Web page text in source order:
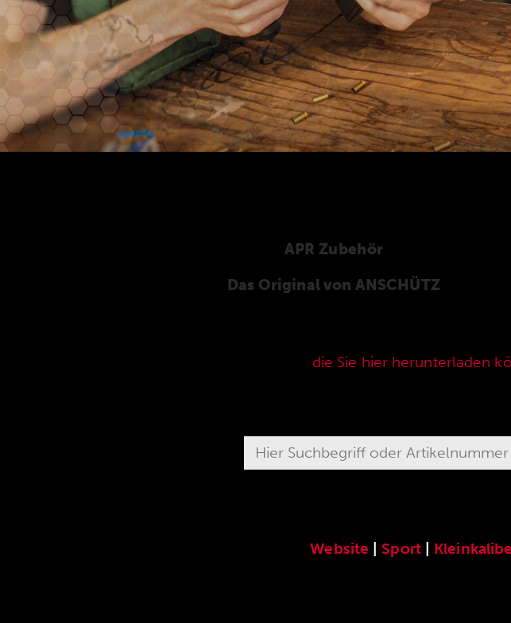
APR Zubehör
Das Original von ANSCHÜTZ
die Sie hier herunterladen
Website Sport|